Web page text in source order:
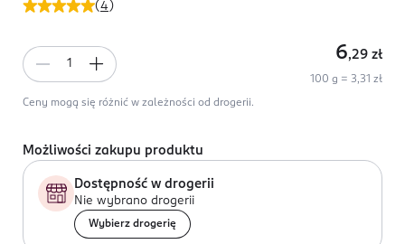
(4 )
6,29 zł
100 g = 3,31 zł
Ceny mogą się różnić w zależności od drogerii.
Możliwości zakupu produktu
Dostępność w drogerii
Nie wybrano drogerii
Wybierz drogerię